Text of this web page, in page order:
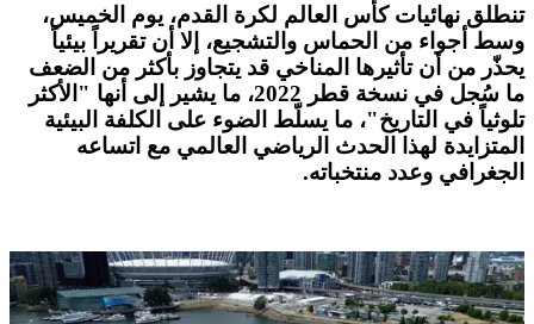
تنطلق نهائيات كأس العالم لكرة القدم، يوم الخميس،
وسط أجواء من الحماس والتشجيع، إلا أن تقريراً بيئياً
يحذّر من أن تأثيرها المناخي قد يتجاوز بأكثر من الضعف
ما سُجل في نسخة قطر 2022، ما يشير إلى أنها "الأكثر
تلوثياً في التاريخ"، ما يسلّط الضوء على الكلفة البيئية
المتزايدة لهذا الحدث الرياضي العالمي مع اتساعه
الجغرافي وعدد منتخباته.